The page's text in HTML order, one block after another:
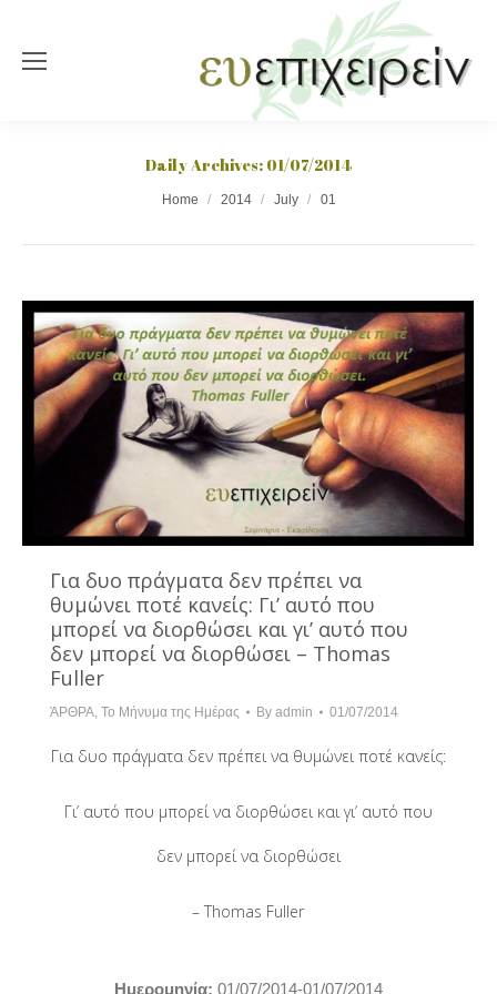
Daily Archives: 01/07/2014
Home 2014 July 01
Για δυο πράγματα δεν πρέπει να
θυμώνει ποτέ κανείς: Γι’ αυτό που
μπορεί να διορθώσει και γι’ αυτό που
δεν μπορεί να διορθώσει – Thomas
Fuller
ΆΡΘΡΑ, Το Μήνυμα της Ημέρας By admin 01/07/2014
Για δυο πράγματα δεν πρέπει να θυμώνει ποτέ κανείς:
Γι’ αυτό που μπορεί να διορθώσει και γι’ αυτό που
δεν μπορεί να διορθώσει
– Thomas Fuller
Hμερομηνία: 01/07/2014-01/07/2014